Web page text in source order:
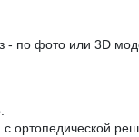
по фото или 3D
ортопедической